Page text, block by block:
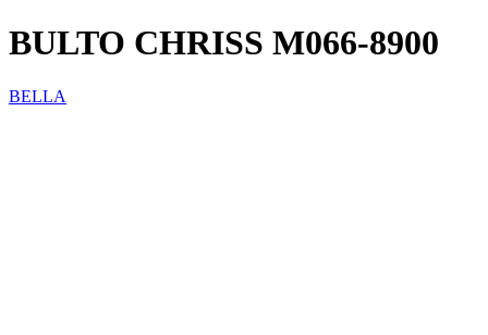
BULTO CHRISS M066-8900
BELLA